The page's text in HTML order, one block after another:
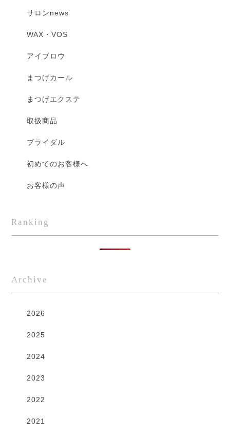
サロンnews
WAX・VOS
アイブロウ
まつげカール
まつげエクステ
取扱商品
ブライダル
初めてのお客様へ
お客様の声
Ranking
Archive
2026
2025
2024
2023
2022
2021